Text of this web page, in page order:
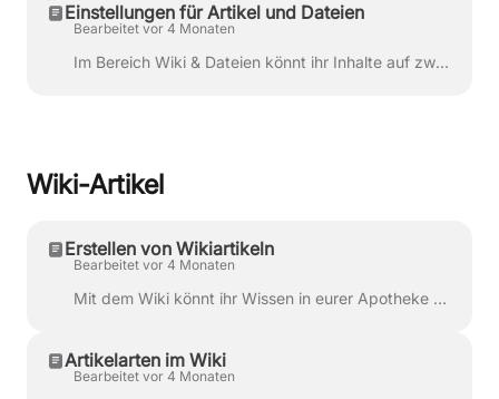
Einstellungen für Artikel und Dateien
Bearbeitet vor 4 Monaten
Im Bereich Wiki & Dateien könnt ihr Inhalte auf zwei Arten speichern: als Wiki-Artikel oder als direkt hochgeladene Datei Beide Varianten nutzen ...
Wiki-Artikel
Erstellen von Wikiartikeln
Bearbeitet vor 4 Monaten
Mit dem Wiki könnt ihr Wissen in eurer Apotheke nicht nur als Datei ablegen, sondern auch als strukturierte Artikel festhalten. Das ist besonders ...
Artikelarten im Wiki
Bearbeitet vor 4 Monaten